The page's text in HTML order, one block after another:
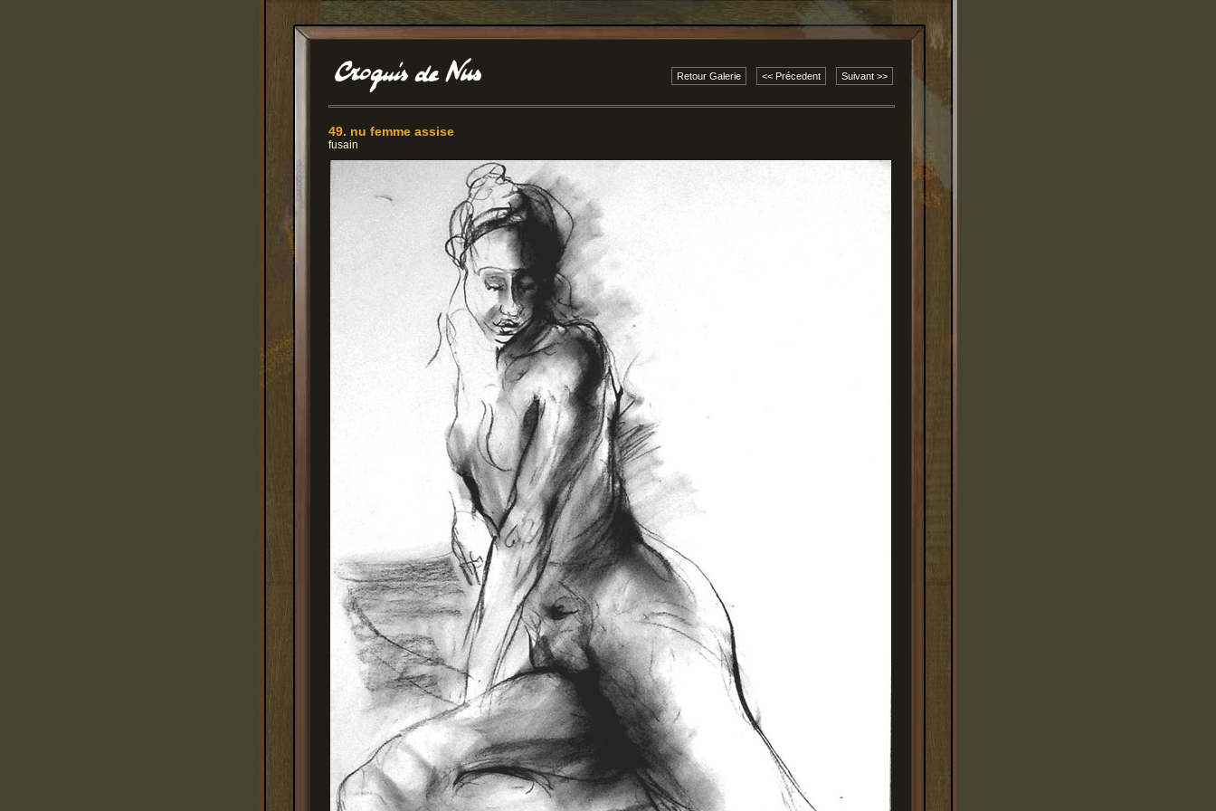
Retour Galerie << Précedent Suivant >>
49. nu femme assise
fusain